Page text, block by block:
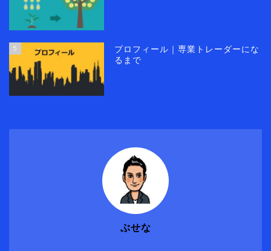
5
プロフィール｜専業トレーダーにな
るまで
ぶせな